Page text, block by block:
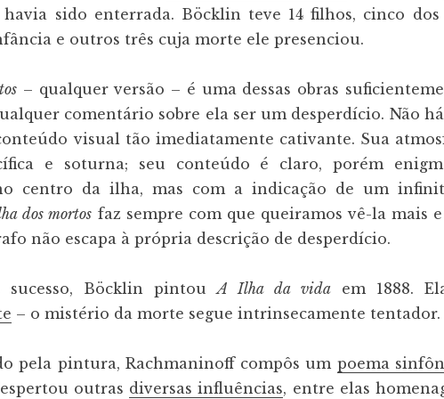
havia sido enterrada. Böcklin teve 14 filhos, cinco
e outros três cuja morte ele presenciou.
– qualquer versão – é uma dessas obras
comentário sobre ela ser um desperdício. Não
visual tão imediatamente cativante. Sua
e soturna; seu conteúdo é claro, porém
centro da ilha, mas com a indicação de um
dosmortos faz sempre com que queiramos vê-la mais
não escapa à própria descrição de desperdício.
sucesso, Böcklin pintouA Ilha da vida em 1888.
– o mistério da morte segue intrinsecamente tentador.
pela pintura, Rachmaninoff compôs um poema
outras diversas influências, entre elas